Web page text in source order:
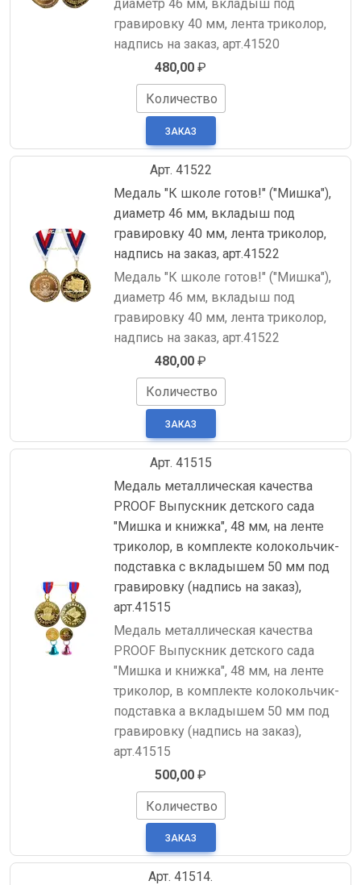
диаметр 46 мм, вкладыш под
гравировку 40 мм, лента триколор,
надпись на заказ, арт.41520
480,00 ₽
Количество
Арт. 41522
Медаль "К школе готов!" ("Мишка"),
диаметр 46 мм, вкладыш под
гравировку 40 мм, лента триколор,
надпись на заказ, арт.41522
Медаль "К школе готов!" ("Мишка"),
диаметр 46 мм, вкладыш под
гравировку 40 мм, лента триколор,
надпись на заказ, арт.41522
480,00 ₽
Количество
Арт. 41515
Медаль металлическая качества
PROOF Выпускник детского сада
"Мишка и книжка", 48 мм, на ленте
триколор, в комплекте колокольчик-
подставка с вкладышем 50 мм под
гравировку (надпись на заказ),
арт.41515
Медаль металлическая качества
PROOF Выпускник детского сада
"Мишка и книжка", 48 мм, на ленте
триколор, в комплекте колокольчик-
подставка а вкладышем 50 мм под
гравировку (надпись на заказ),
арт.41515
500,00 ₽
Количество
Арт. 41514.